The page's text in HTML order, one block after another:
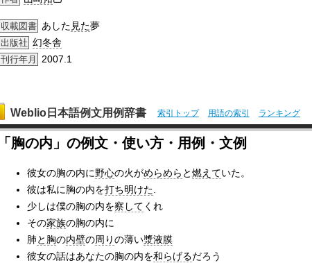
収載図書 あした 見た夢
出版社 幻冬舎
刊行年月 2007.1
Weblio日本語例文用例辞書 索引トップ 用語の索引 ランキング
「胸の内」の例文・使い方・用例・文例
彼女の胸の内に野心の火がめらめら と燃えていた。
彼は私に胸の内を打ち明けた.
少しは僕の胸の内を察して くれ
その家族の胸の内に
肺と胸の内壁の周りの薄い漿液膜
彼女の話はあなたの胸の内を和らげるだろう